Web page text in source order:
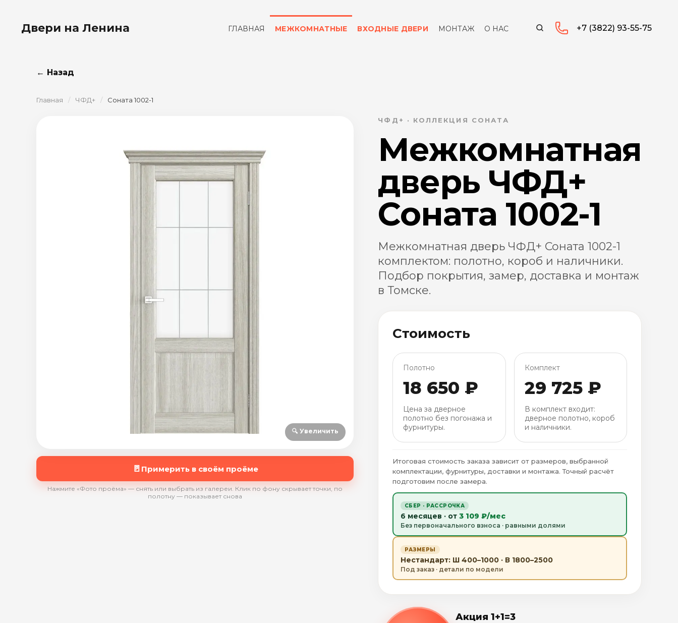
Двери на Ленина ГЛАВНАЯ МЕЖКОМНАТНЫЕ ВХОДНЫЕ ДВЕРИ МОНТАЖ О НАС +7 (3822) 93-55-75
← Назад
Главная / ЧФД+ / Соната 1002-1
🔍 Увеличить
🚪 Примерить в своём проёме
Нажмите «Фото проёма» — снять или выбрать из галереи. Клик по фону скрывает точки, по
полотну — показывает снова
ЧФД+ · КОЛЛЕКЦИЯ СОНАТА
Межкомнатная
дверь ЧФД+
Соната 1002-1
Межкомнатная дверь ЧФД+ Соната 1002-1
комплектом: полотно, короб и наличники.
Подбор покрытия, замер, доставка и монтаж
в Томске.
Стоимость
Полотно
18 650 ₽
Цена за дверное
полотно без погонажа и
фурнитуры.
Комплект
29 725 ₽
В комплект входит:
дверное полотно, короб
и наличники.
Итоговая стоимость заказа зависит от размеров, выбранной
комплектации, фурнитуры, доставки и монтажа. Точный расчёт
подготовим после замера.
СБЕР · РАССРОЧКА
6 месяцев · от 3 109 ₽/мес
Без первоначального взноса · равными долями
РАЗМЕРЫ
Нестандарт: Ш 400–1000 · В 1800–2500
Под заказ · детали по модели
Акция 1+1=3